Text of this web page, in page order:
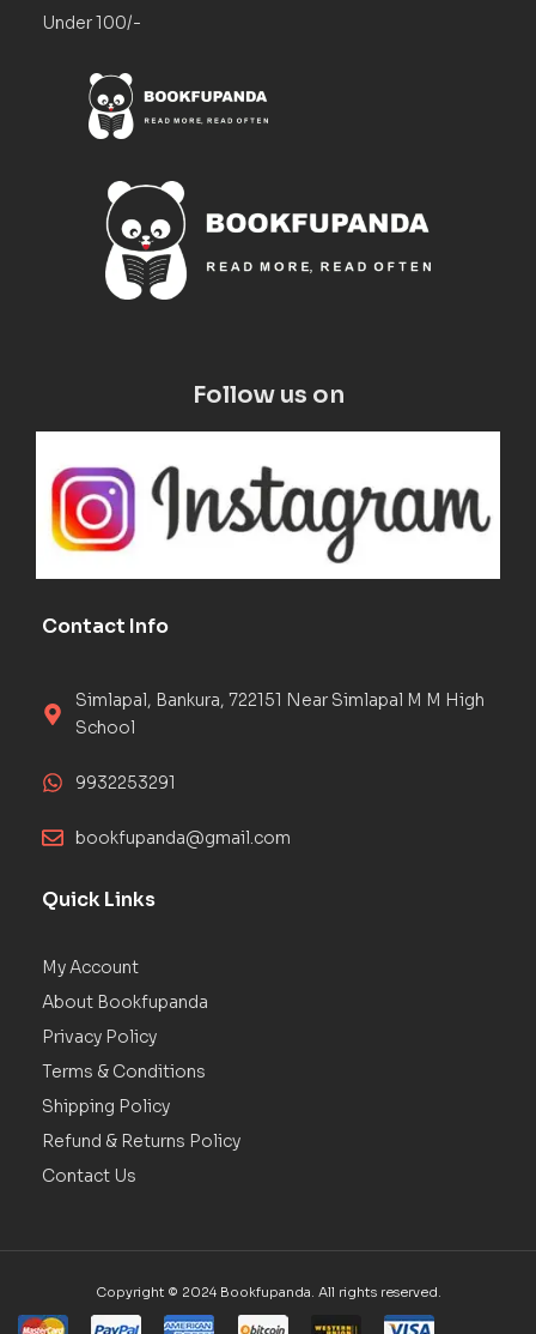
Under 100/-
Follow us on
Contact Info
Simlapal, Bankura, 722151 Near Simlapal M M High
School
9932253291
bookfupanda@gmail.com
Quick Links
My Account
About Bookfupanda
Privacy Policy
Terms & Conditions
Shipping Policy
Refund & Returns Policy
Contact Us
Copyright © 2024 Bookfupanda. All rights reserved.